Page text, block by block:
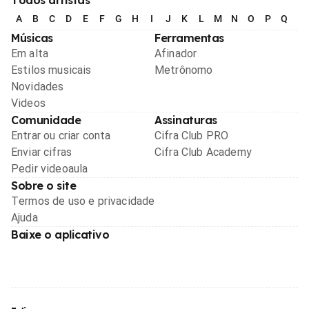
A B C D E F G H I J K L M N O P Q
Músicas
Em alta
Estilos musicais
Novidades
Videos
Ferramentas
Afinador
Metrônomo
Comunidade
Entrar ou criar conta
Enviar cifras
Pedir videoaula
Assinaturas
Cifra Club PRO
Cifra Club Academy
Sobre o site
Termos de uso e privacidade
Ajuda
Baixe o aplicativo